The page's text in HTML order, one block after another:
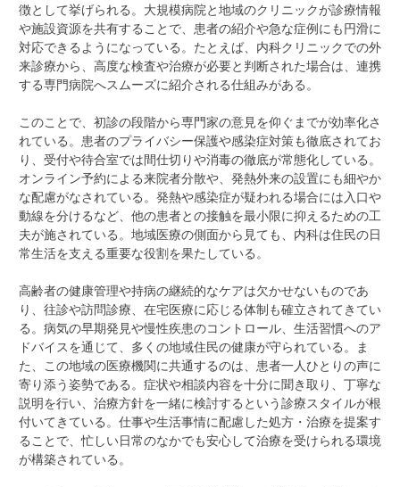
徴として挙げられる。大規模病院と地域のクリニックが診療情報
や施設資源を共有することで、患者の紹介や急な症例にも円滑に
対応できるようになっている。たとえば、内科クリニックでの外
来診療から、高度な検査や治療が必要と判断された場合は、連携
する専門病院へスムーズに紹介される仕組みがある。
このことで、初診の段階から専門家の意見を仰ぐまでが効率化さ
れている。患者のプライバシー保護や感染症対策も徹底されてお
り、受付や待合室では間仕切りや消毒の徹底が常態化している。
オンライン予約による来院者分散や、発熱外来の設置にも細やか
な配慮がなされている。発熱や感染症が疑われる場合には入口や
動線を分けるなど、他の患者との接触を最小限に抑えるための工
夫が施されている。地域医療の側面から見ても、内科は住民の日
常生活を支える重要な役割を果たしている。
高齢者の健康管理や持病の継続的なケアは欠かせないものであ
り、往診や訪問診療、在宅医療に応じる体制も確立されてきてい
る。病気の早期発見や慢性疾患のコントロール、生活習慣へのア
ドバイスを通じて、多くの地域住民の健康が守られている。ま
た、この地域の医療機関に共通するのは、患者一人ひとりの声に
寄り添う姿勢である。症状や相談内容を十分に聞き取り、丁寧な
説明を行い、治療方針を一緒に検討するという診療スタイルが根
付いてきている。仕事や生活事情に配慮した処方・治療を提案す
ることで、忙しい日常のなかでも安心して治療を受けられる環境
が構築されている。